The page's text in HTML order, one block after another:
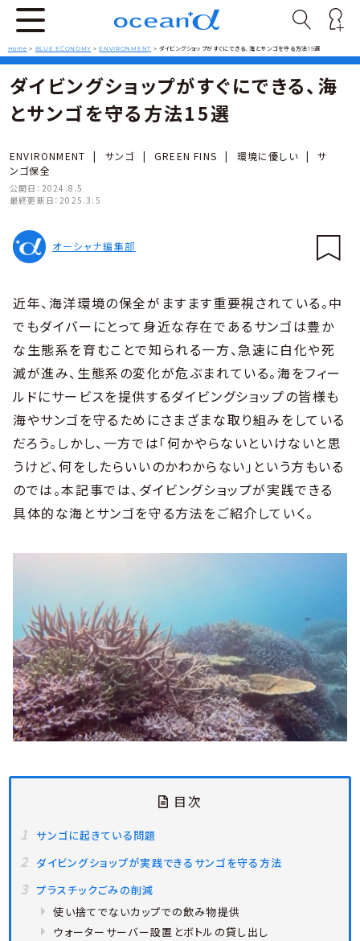
Home > BLUE ECONOMY >ENVIRONMENT >ダイビングショップがすぐにできる、海とサンゴを守る方法15選
ダイビングショップがすぐにできる、海
とサンゴを守る方法15選
ENVIRONMENT | サンゴ | GREEN FINS | 環境に優しい |
サ
ンゴ保全
公開日： 2024.8.5
最終更新日： 2025.3.5
オーシャナ編集部
近年、海洋環境の保全がますます重要視されている。中
でもダイバーにとって身近な存在であるサンゴは豊か
な生態系を育むことで知られる一方、急速に白化や死
滅が進み、生態系の変化が危ぶまれている。海をフィー
ルドにサービスを提供するダイビングショップの皆様も
海やサンゴを守るためにさまざまな取り組みをしている
だろう。しかし、一方では「何かやらないといけないと思
うけど、何をしたらいいのかわからない」という方もいる
のでは。本記事では、ダイビングショップが実践できる
具体的な海とサンゴを守る方法をご紹介していく。
目次
サンゴに起きている問題
ダイビングショップが実践できるサンゴを守る方法
プラスチックごみの削減
使い捨てでないカップでの飲み物提供
ウォーターサーバー設置とボトルの貸し出し